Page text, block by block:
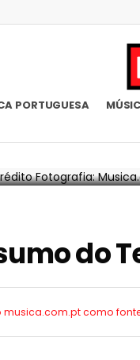
PORTUGUESA
do
musica.com.pt como